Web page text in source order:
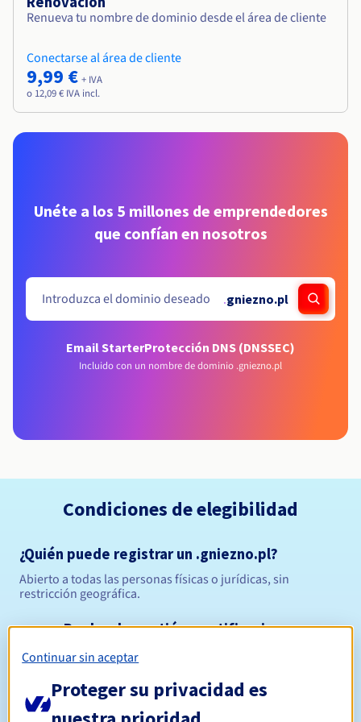
Renueva tu nombre de dominio desde el área de cliente
Conectarse al área de cliente
9,99 € + IVA
o 12,09 € IVA incl.
Unéte a los 5 millones de emprendedores
que confían en nosotros
.gniezno.pl
Email StarterProtección DNS (DNSSEC)
Incluido con un nombre de dominio .gniezno.pl
Condiciones de elegibilidad
¿Quién puede registrar un .gniezno.pl?
Abierto a todas las personas físicas o jurídicas, sin
restricción geográfica.
Reglas de gestión y notificaciones
Continuar sin aceptar
Proteger su privacidad es